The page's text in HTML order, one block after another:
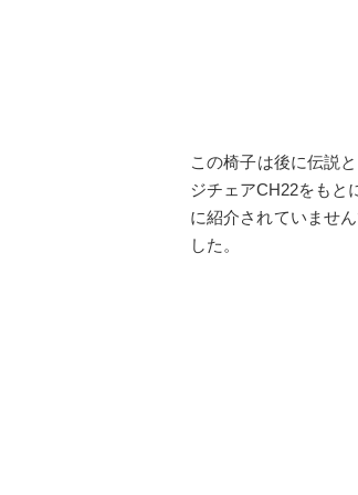
この椅子は後に伝説
ジチェアCH22をもと
に紹介されていませ
した。